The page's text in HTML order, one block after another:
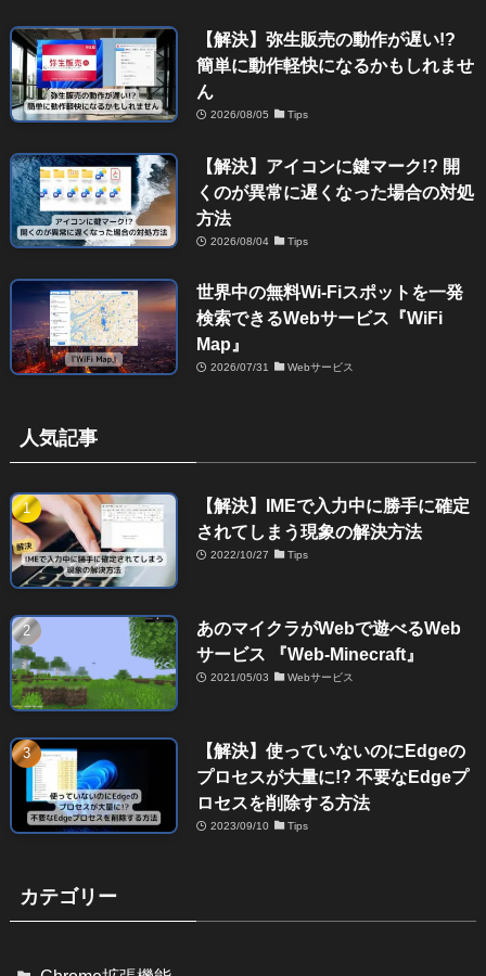
【解決】弥生販売の動作が遅い!?
簡単に動作軽快になるかもしれませ
ん
2026/08/05 Tips
【解決】アイコンに鍵マーク!? 開
くのが異常に遅くなった場合の対処
方法
2026/08/04 Tips
世界中の無料Wi-Fiスポットを一発
検索できるWebサービス『WiFi
Map』
2026/07/31 Webサービス
人気記事
【解決】IMEで入力中に勝手に確定
されてしまう現象の解決方法
2022/10/27 Tips
あのマイクラがWebで遊べるWeb
サービス 『Web-Minecraft』
2021/05/03 Webサービス
【解決】使っていないのにEdgeの
プロセスが大量に!? 不要なEdgeプ
ロセスを削除する方法
2023/09/10 Tips
カテゴリー